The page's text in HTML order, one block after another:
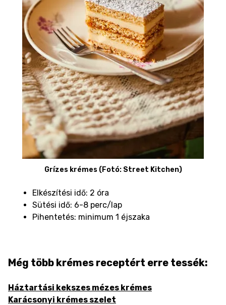
Grízes krémes (Fotó: Street Kitchen)
Elkészítési idő: 2 óra
Sütési idő: 6-8 perc/lap
Pihentetés: minimum 1 éjszaka
Még több krémes receptért erre tessék:
Háztartási kekszes mézes krémes
Karácsonyi krémes szelet